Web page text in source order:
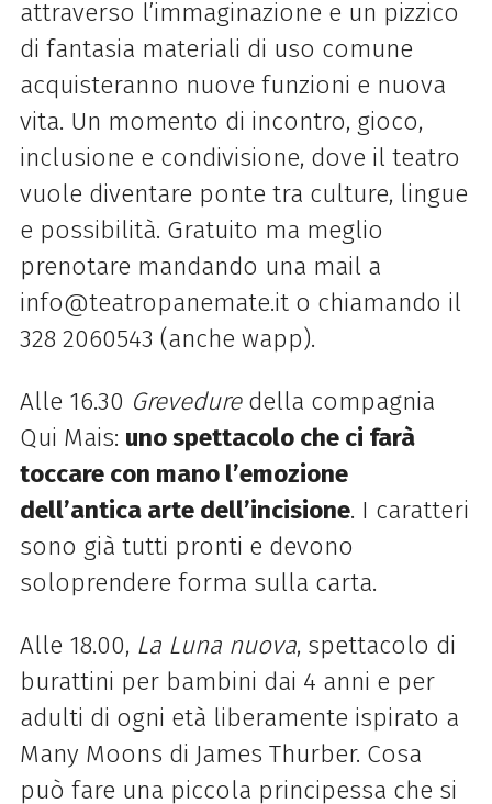
attraverso l’immaginazione e un pizzico
di fantasia materiali di uso comune
acquisteranno nuove funzioni e nuova
vita. Un momento di incontro, gioco,
inclusione e condivisione, dove il teatro
vuole diventare ponte tra culture, lingue
e possibilità. Gratuito ma meglio
prenotare mandando una mail a
info@teatropanemate.it o chiamando il
328 2060543 (anche wapp).
Alle 16.30 Greveduredella compagnia
Qui Mais: uno spettacolo che ci farà
toccare con mano l’emozione
dell’antica arte dell’incisione. I caratteri
sono già tutti pronti e devono
soloprendere forma sulla carta.
Alle 18.00, La Luna nuova, spettacolo di
burattini per bambini dai 4 anni e per
adulti di ogni età liberamente ispirato a
Many Moons di James Thurber. Cosa
può fare una piccola principessa che si